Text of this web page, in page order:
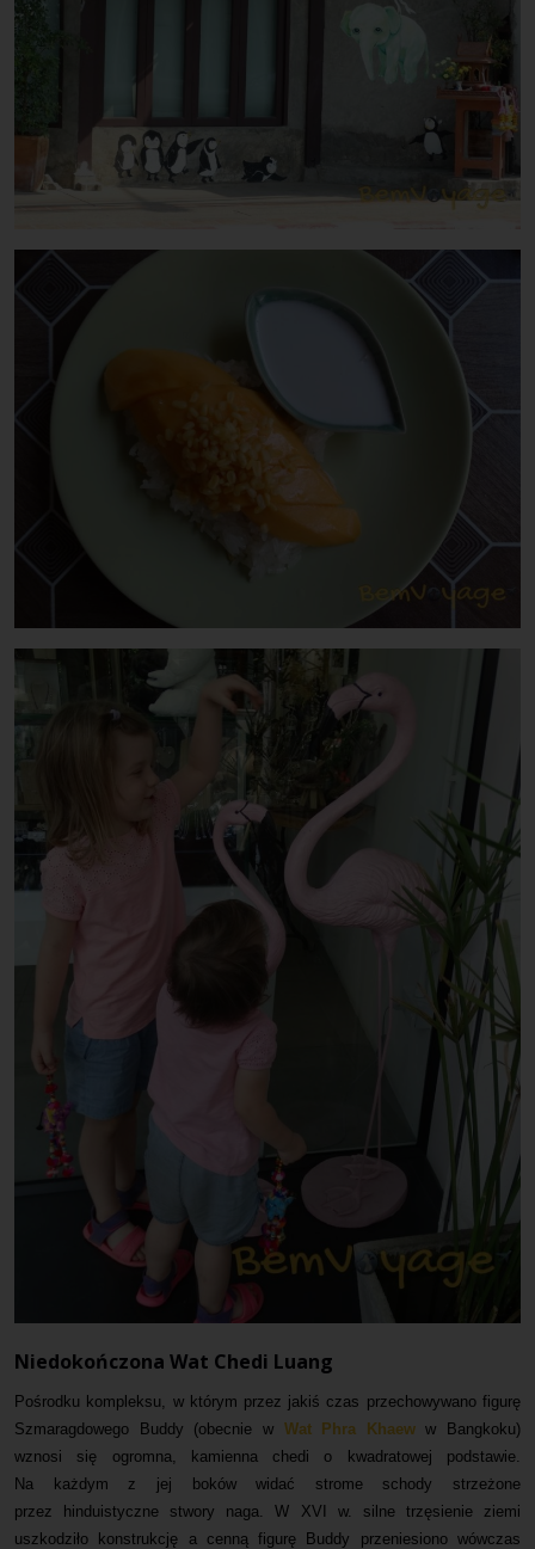
Niedokończona Wat Chedi Luang
Pośrodku kompleksu, w którym przez jakiś czas przechowywano figurę
Szmaragdowego Buddy (obecnie w Wat Phra Khaeww Bangkoku)
wznosi się ogromna, kamienna chedi o kwadratowej podstawie.
Na każdym z jej boków widać strome schody strzeżone
przez hinduistyczne stwory naga. W XVI w. silne trzęsienie ziemi
uszkodziło konstrukcję a cenną figurę Buddy przeniesiono wówczas